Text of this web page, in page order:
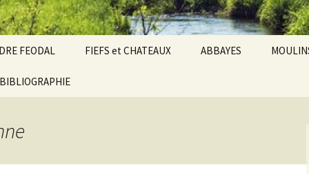
FEODAL
de Donzy
FIEFS et CHATEAUX ABBAYES
BIBLIOGRAPHIE